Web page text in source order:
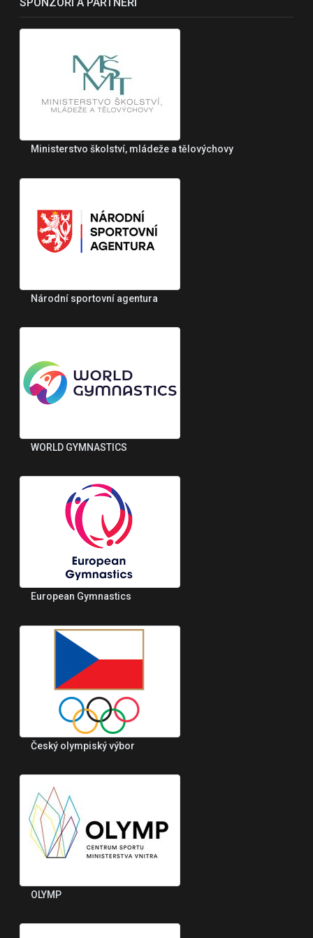
SPONZOŘI A PARTNEŘI
Ministerstvo školství, mládeže a tělovýchovy
Národní sportovní agentura
WORLD GYMNASTICS
European Gymnastics
Český olympiský výbor
OLYMP